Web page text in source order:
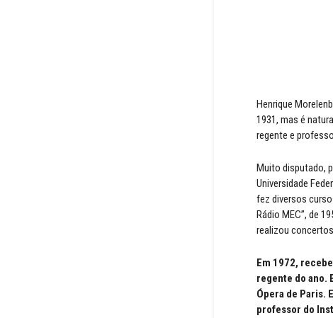
Henrique
1931, mas é
regente e
Muito disputado,
Universidade
fez diversos
Rádio MEC”, de
realizou
Em 1972,
regente do ano.
Ópera de Paris.
professor do